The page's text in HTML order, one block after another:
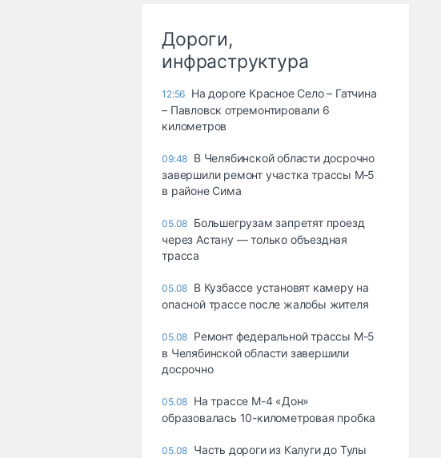
Дороги,
инфраструктура
12:56 На дороге Красное Село – Гатчина
– Павловск отремонтировали 6
километров
09:48 В Челябинской области досрочно
завершили ремонт участка трассы М‑5
в районе Сима
05.08 Большегрузам запретят проезд
через Астану — только объездная
трасса
05.08 В Кузбассе установят камеру на
опасной трассе после жалобы жителя
05.08 Ремонт федеральной трассы М-5
в Челябинской области завершили
досрочно
05.08 На трассе М-4 «Дон»
образовалась 10-километровая пробка
05.08 Часть дороги из Калуги до Тулы